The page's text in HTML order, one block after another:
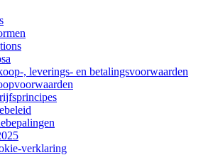
, leverings- en betalingsvoorwaarden
verklaring